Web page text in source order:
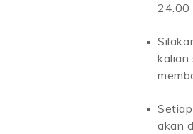
24.00
kalian
akan